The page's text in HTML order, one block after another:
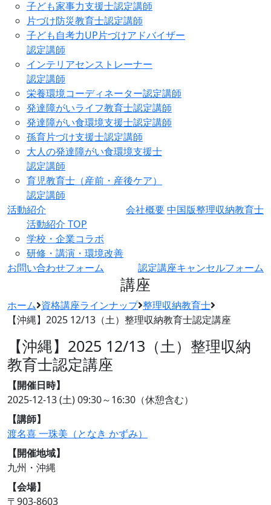
子ども家事力支援士認定講師
片づけ防災教育士認定講師
子ども自考力UP片づけアドバイザー
認定講師
インテリアセンストレーナー
認定講師
栄養環境コーディネーター認定講師
発達障がいライフ教育士認定講師
発達障がい食環境支援士認定講師
孫育片づけ支援士認定講師
大人の発達障がい食環境支援士
認定講師
育児教育士（産前・産後ケア）
認定講師
活動紹介
活動紹介 TOP
学校・企業コラボ
研修・講演・環境改善
会社概要中国版整理収納教育士
お問い合わせフォーム 認定講座キャンセルフォーム
講座
ホーム 資格講座ラインナップ 整理収納教育士
【沖縄】2025 12/13（土）整理収納教育士認定講座
【沖縄】2025 12/13（土）整理収納
教育士認定講座
【開催日時】
2025-12-13 (土)09:30～16:30（休憩含む）
【講師】
渡名喜 一珠美（となき かずみ）
【開催地域】
九州・沖縄
【会場】
〒903-8603